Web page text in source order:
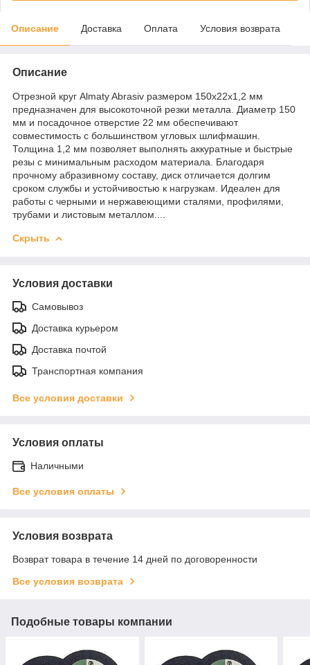
Описание Доставка Оплата Условия возврата
Описание
Отрезной круг Almaty Abrasiv размером 150x22x1,2 мм
предназначен для высокоточной резки металла. Диаметр 150
мм и посадочное отверстие 22 мм обеспечивают
совместимость с большинством угловых шлифмашин.
Толщина 1,2 мм позволяет выполнять аккуратные и быстрые
резы с минимальным расходом материала. Благодаря
прочному абразивному составу, диск отличается долгим
сроком службы и устойчивостью к нагрузкам. Идеален для
работы с черными и нержавеющими сталями, профилями,
трубами и листовым металлом....
Скрыть
Условия доставки
Самовывоз
Доставка курьером
Доставка почтой
Транспортная компания
Все условия доставки
Условия оплаты
Наличными
Все условия оплаты
Условия возврата
Возврат товара в течение 14 дней по договоренности
Все условия возврата
Подобные товары компании